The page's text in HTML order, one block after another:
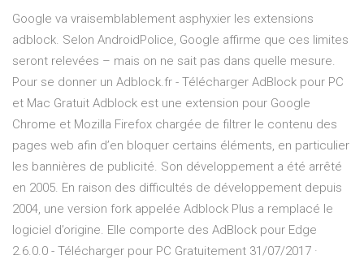
Google va vraisemblablement asphyxier les extensions
adblock. Selon AndroidPolice, Google affirme que ces limites
seront relevées – mais on ne sait pas dans quelle mesure.
Pour se donner un Adblock.fr - Télécharger AdBlock pour PC
et Mac Gratuit Adblock est une extension pour Google
Chrome et Mozilla Firefox chargée de filtrer le contenu des
pages web afin d’en bloquer certains éléments, en particulier
les bannières de publicité. Son développement a été arrêté
en 2005. En raison des difficultés de développement depuis
2004, une version fork appelée Adblock Plus a remplacé le
logiciel d’origine. Elle comporte des AdBlock pour Edge
2.6.0.0 - Télécharger pour PC Gratuitement 31/07/2017 ·